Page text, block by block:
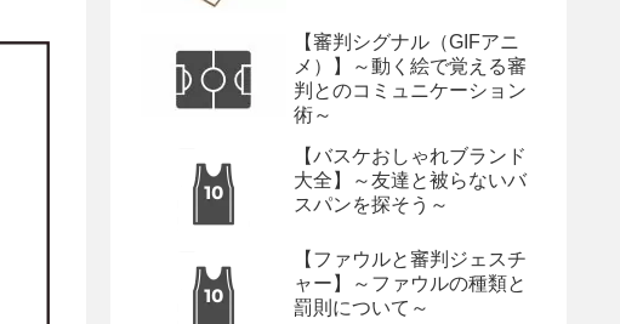
【審判シグナル（GIFアニ
メ）】～動く絵で覚える審
判とのコミュニケーション
術～
【バスケおしゃれブランド
大全】～友達と被らないバ
スパンを探そう～
【ファウルと審判ジェスチ
ャー】～ファウルの種類と
罰則について～